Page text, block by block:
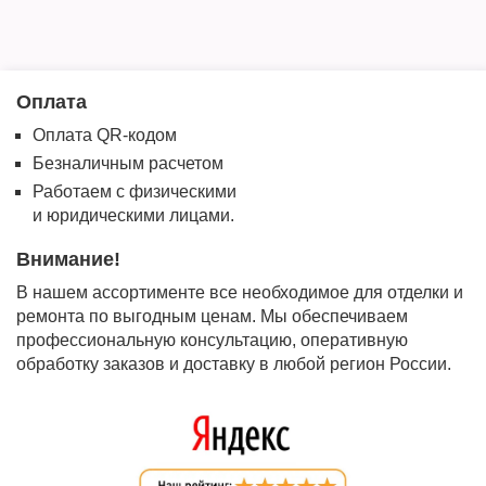
Оплата
Оплата QR-кодом
Безналичным расчетом
Работаем с физическими
и юридическими лицами.
Внимание!
В нашем ассортименте все необходимое для отделки и
ремонта по выгодным ценам. Мы обеспечиваем
профессиональную консультацию, оперативную
обработку заказов и доставку в любой регион России.